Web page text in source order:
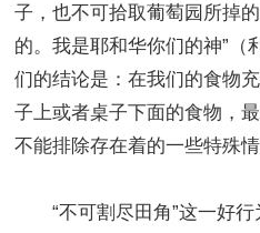
子，也不可拾取葡萄园所掉
的。我是耶和华你们的神”（
们的结论是：在我们的食物
子上或者桌子下面的食物，
不能排除存在着的一些特殊情
“不可割尽田角”这一好行